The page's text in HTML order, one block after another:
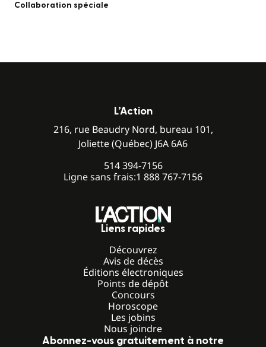
Collaboration spéciale
L’Action
216, rue Beaudry Nord, bureau 101,
Joliette (Québec) J6A 6A6
514 394-7156
Ligne sans frais:1 888 767-7156
Liens rapides
Découvrez
Avis de décès
Éditions électroniques
Points de dépôt
Concours
Horoscope
Les jobins
Nous joindre
Abonnez-vous gratuitement à notre